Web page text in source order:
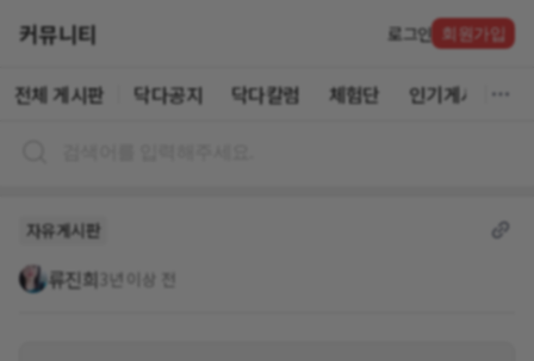
커뮤니티 로그인 회원가입
전체 게시판 닥다공지 닥다칼럼 체험단 인기게시글
자유게시판
류진희 3년 이상 전